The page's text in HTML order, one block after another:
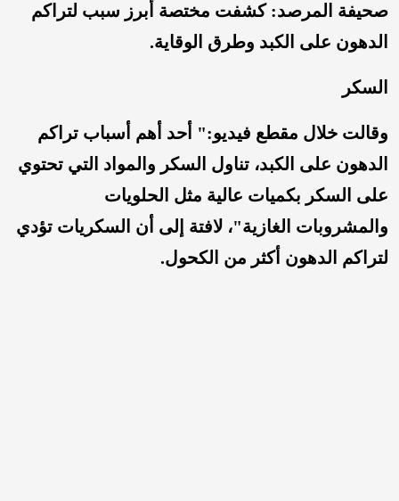
صحيفة المرصد: كشفت مختصة أبرز سبب لتراكم
الدهون على الكبد وطرق الوقاية.
السكر
وقالت خلال مقطع فيديو:" أحد أهم أسباب تراكم
الدهون على الكبد، تناول السكر والمواد التي تحتوي
على السكر بكميات عالية مثل الحلويات
والمشروبات الغازية"، لافتة إلى أن السكريات تؤدي
لتراكم الدهون أكثر من الكحول.